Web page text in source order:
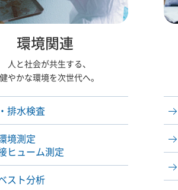
環境関連
人と社会が共生する、
健やかな環境を次世代へ。
排水検査
境測定
ヒューム測定
スト分析